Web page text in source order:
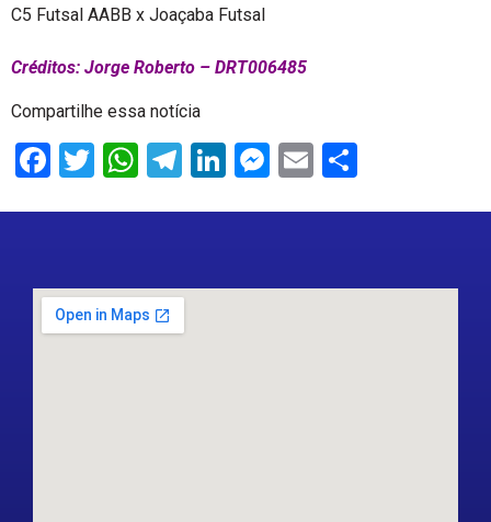
C5 Futsal AABB x Joaçaba Futsal
Créditos: Jorge Roberto – DRT006485
Compartilhe essa notícia
Facebook
Twitter
WhatsApp
Telegram
LinkedIn
Messenger
Email